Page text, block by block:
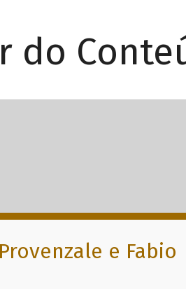
do
e Fabio